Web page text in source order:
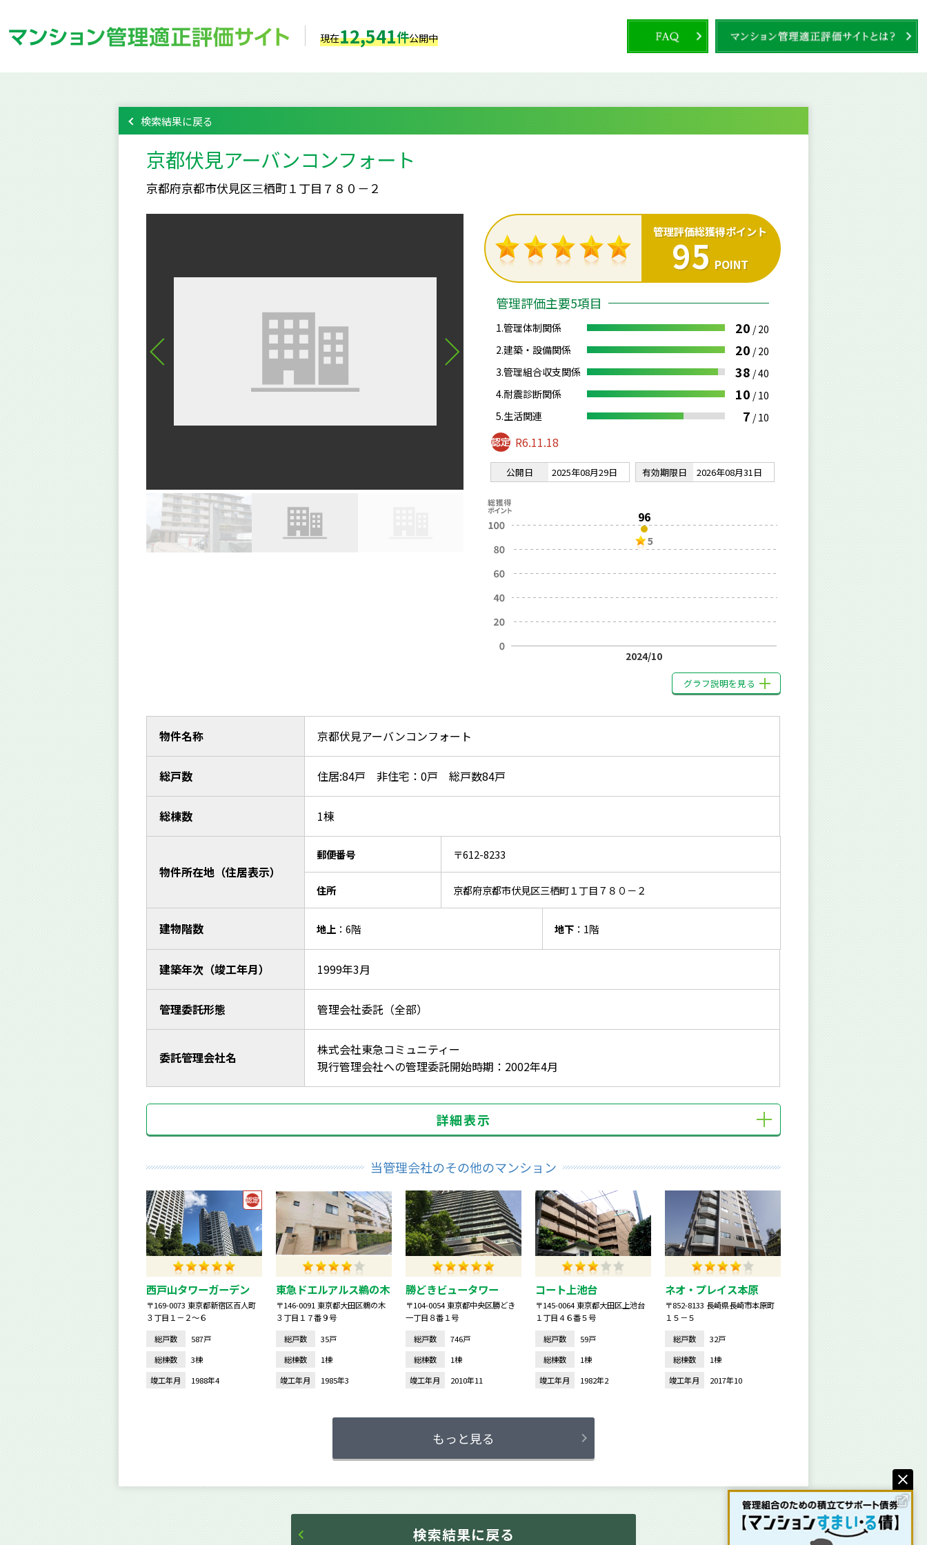
現在12,541件公開中
検索結果に戻る
京都伏見アーバンコンフォート
京都府京都市伏見区三栖町１丁目７８０－２
管理評価総獲得ポイント
95 POINT
管理評価主要5項目
1.管理体制関係 20 / 20
2.建築・設備関係
20 / 20
3.管理組合収支関係
38 /40
4.耐震診断関係
10 / 10
5.生活関連
7 / 10
R6.11.18
公開日 2025年08月29日 有効期限日 2026年08月31日
96
5
2024/10
グラフ説明を見る
物件名称 京都伏見アーバンコンフォート
総戸数 住居:84戸 非住宅：0戸 総戸数84戸
総棟数 1棟
物件所在地（住居表示）
郵便番号 〒612-8233
住所 京都府京都市伏見区三栖町１丁目７８０－２
建物階数 地上：6階 地下：1階
建築年次（竣工年月） 1999年3月
管理委託形態 管理会社委託（全部）
委託管理会社名
株式会社東急コミュニティー
現行管理会社への管理委託開始時期：2002年4月
詳細表示
当管理会社のその他のマンション
西戸山タワーガーデン
〒169-0073 東京都新宿区百人町
３丁目１－２～６
総戸数
587戸
総棟数
3棟
竣工年月
1988年4
東急ドエルアルス鵜の木
〒146-0091 東京都大田区鵜の木
３丁目１７番９号
総戸数
35戸
総棟数
1棟
竣工年月
1985年3
勝どきビュータワー
〒104-0054 東京都中央区勝どき
一丁目８番１号
総戸数
746戸
総棟数
1棟
竣工年月
2010年11
コート上池台
〒145-0064 東京都大田区上池台
１丁目４６番５号
総戸数
59戸
総棟数
1棟
竣工年月
1982年2
ネオ・プレイス本原
〒852-8133 長崎県長崎市本原町
１５－５
総戸数
32戸
総棟数
1棟
竣工年月
2017年10
もっと見る
検索結果に戻る